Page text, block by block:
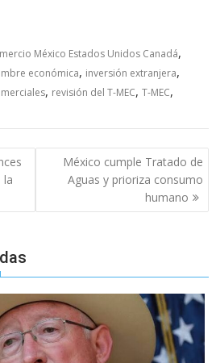
México Estados Unidos Canadá,
económica, inversión extranjera,
, revisión del T-MEC,T-MEC,
la
México cumple Tratado de
Aguas y prioriza consumo
humano